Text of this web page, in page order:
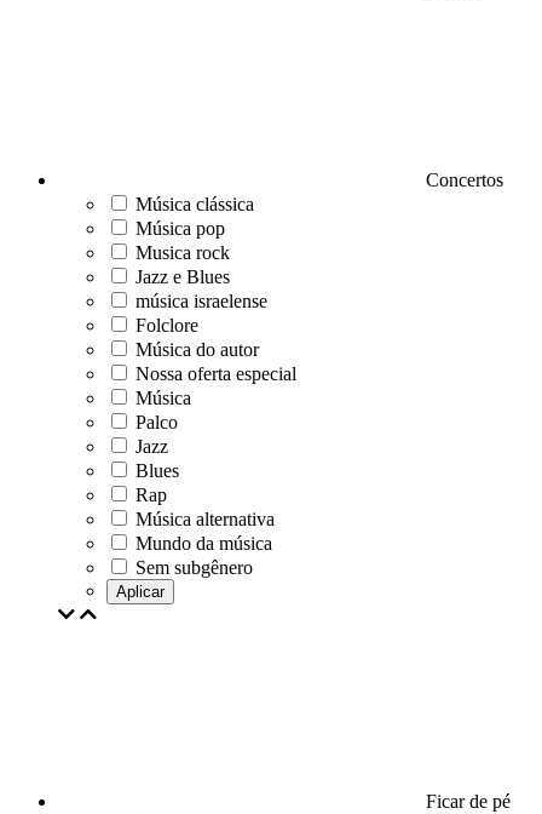
Concertos
Música clássica
Música pop
Musica rock
Jazz e Blues
música israelense
Folclore
Música do autor
Nossa oferta especial
Música
Palco
Jazz
Blues
Rap
Música alternativa
Mundo da música
Sem subgênero
Aplicar
Ficar de pé